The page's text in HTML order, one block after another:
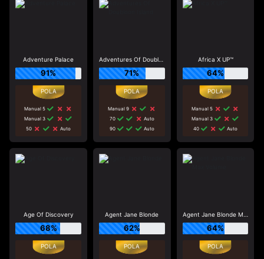
Adventure Palace
91%
Manual 5
Manual 3
50
Auto
Adventures Of Doubloon Island
71%
Manual 9
70
Auto
90
Auto
Africa X UP™
64%
Manual 5
Manual 3
40
Auto
Age Of Discovery
68%
Agent Jane Blonde
62%
Agent Jane Blonde Max Volume
64%